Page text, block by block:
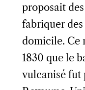
proposait
fabriquer
domicile. Ce
1830 que le
vulcanisé fut